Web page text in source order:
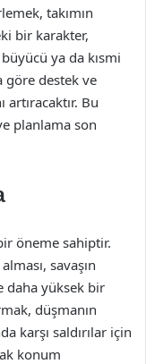
takımın
bir karakter,
ya da kısmi
göre destek ve
artıracaktır. Bu
planlama son
öneme sahiptir.
savaşın
daha yüksek bir
düşmanın
karşı saldırılar için
konum